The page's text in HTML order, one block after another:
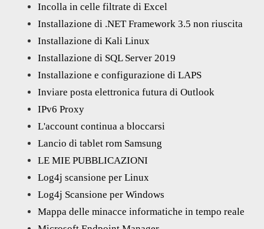
Incolla in celle filtrate di Excel
Installazione di .NET Framework 3.5 non riuscita
Installazione di Kali Linux
Installazione di SQL Server 2019
Installazione e configurazione di LAPS
Inviare posta elettronica futura di Outlook
IPv6 Proxy
L'account continua a bloccarsi
Lancio di tablet rom Samsung
LE MIE PUBBLICAZIONI
Log4j scansione per Linux
Log4j Scansione per Windows
Mappa delle minacce informatiche in tempo reale